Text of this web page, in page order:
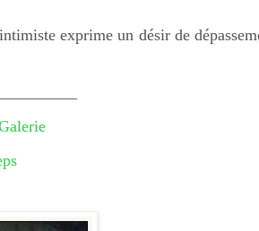
exprime un désir de